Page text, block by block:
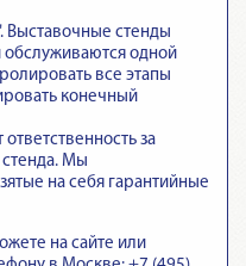
Выставочные стенды
обслуживаются одной
все этапы
конечный
за
. Мы
на себя гарантийные
на сайте или